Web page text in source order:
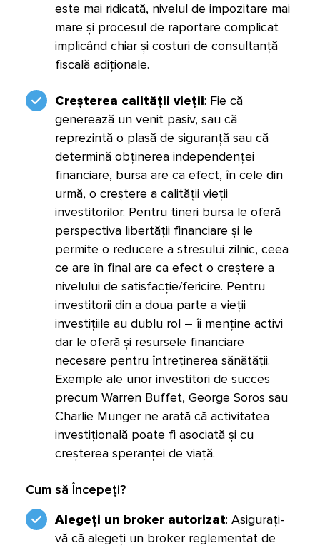
este mai ridicată, nivelul de impozitare mai
mare și procesul de raportare complicat
implicând chiar și costuri de consultanță
fiscală adiționale.
Creșterea calității vieții: Fie că
generează un venit pasiv, sau că
reprezintă o plasă de siguranță sau că
determină obținerea independenței
financiare, bursa are ca efect, în cele din
urmă, o creștere a calității vieții
investitorilor. Pentru tineri bursa le oferă
perspectiva libertății financiare și le
permite o reducere a stresului zilnic, ceea
ce are în final are ca efect o creștere a
nivelului de satisfacție/fericire. Pentru
investitorii din a doua parte a vieții
investițiile au dublu rol – îi menține activi
dar le oferă și resursele financiare
necesare pentru întreținerea sănătății.
Exemple ale unor investitori de succes
precum Warren Buffet, George Soros sau
Charlie Munger ne arată că activitatea
investițională poate fi asociată și cu
creșterea speranței de viață.
Cum să Începeți?
Alegeți un broker autorizat: Asigurați-
vă că alegeți un broker reglementat de